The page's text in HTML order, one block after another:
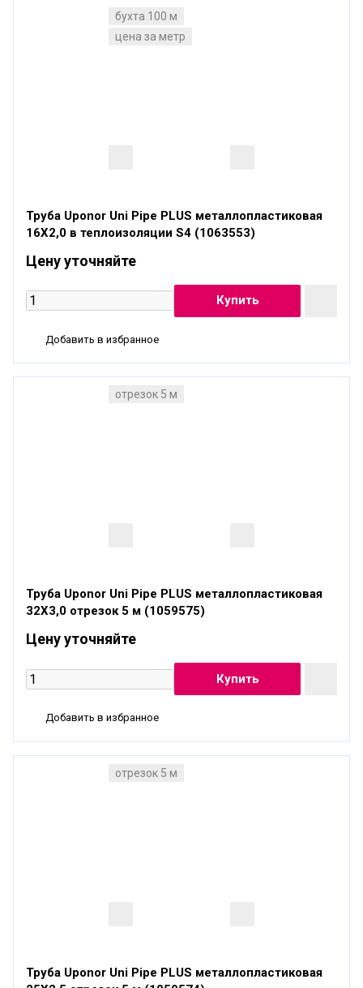
бухта 100 м
цена за метр
Труба Uponor Uni Pipe PLUS металлопластиковая
16X2,0 в теплоизоляции S4 (1063553)
Цену уточняйте
Добавить в избранное
отрезок 5 м
Труба Uponor Uni Pipe PLUS металлопластиковая
32X3,0 отрезок 5 м (1059575)
Цену уточняйте
Добавить в избранное
отрезок 5 м
Труба Uponor Uni Pipe PLUS металлопластиковая